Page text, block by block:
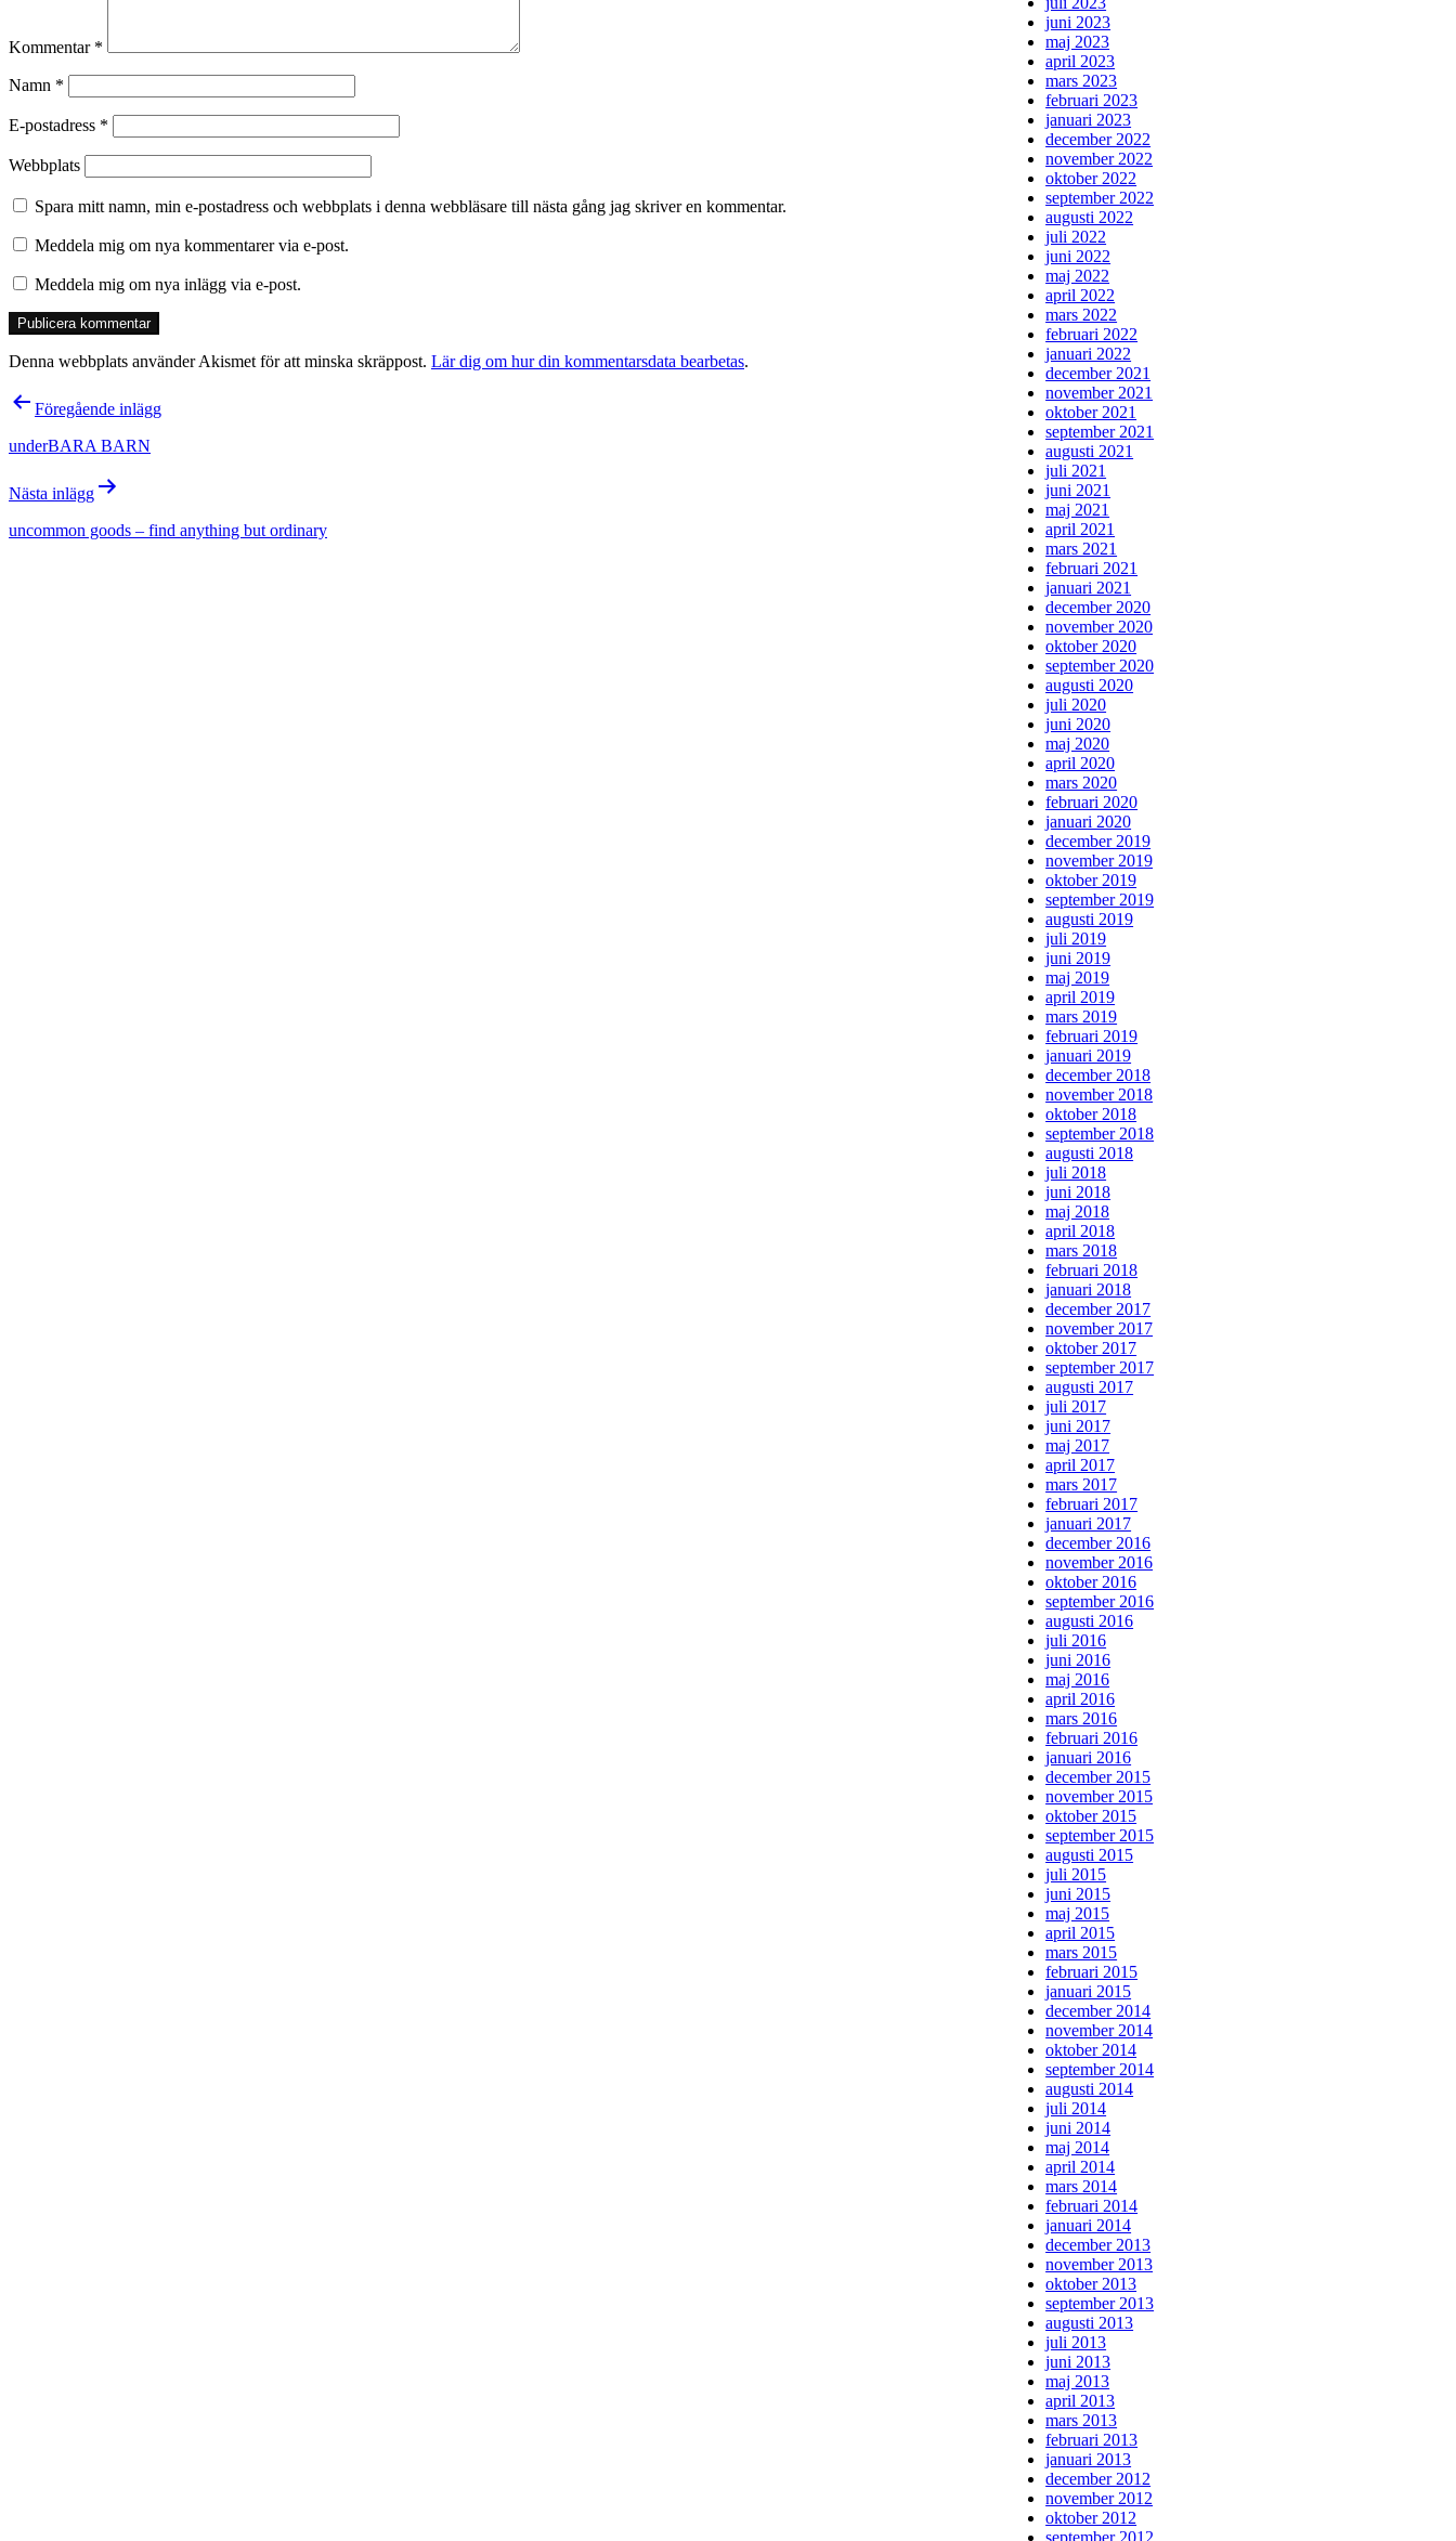
Kommentar *
Namn *
E-postadress *
Webbplats
Spara mitt namn, min e-postadress och webbplats i denna webbläsare till nästa gång jag skriver en kommentar.
Meddela mig om nya kommentarer via e-post.
Meddela mig om nya inlägg via e-post.
Denna webbplats använder Akismet för att minska skräppost. Lär dig om hur din kommentarsdata bearbetas.
Inläggsnavigering
Föregående inlägg
underBARA BARN
Nästa inlägg
uncommon goods – find anything but ordinary
juni 2023
maj 2023
april 2023
mars 2023
februari 2023
januari 2023
december 2022
november 2022
oktober 2022
september 2022
augusti 2022
juli 2022
juni 2022
maj 2022
april 2022
mars 2022
februari 2022
januari 2022
december 2021
november 2021
oktober 2021
september 2021
augusti 2021
juli 2021
juni 2021
maj 2021
april 2021
mars 2021
februari 2021
januari 2021
december 2020
november 2020
oktober 2020
september 2020
augusti 2020
juli 2020
juni 2020
maj 2020
april 2020
mars 2020
februari 2020
januari 2020
december 2019
november 2019
oktober 2019
september 2019
augusti 2019
juli 2019
juni 2019
maj 2019
april 2019
mars 2019
februari 2019
januari 2019
december 2018
november 2018
oktober 2018
september 2018
augusti 2018
juli 2018
juni 2018
maj 2018
april 2018
mars 2018
februari 2018
januari 2018
december 2017
november 2017
oktober 2017
september 2017
augusti 2017
juli 2017
juni 2017
maj 2017
april 2017
mars 2017
februari 2017
januari 2017
december 2016
november 2016
oktober 2016
september 2016
augusti 2016
juli 2016
juni 2016
maj 2016
april 2016
mars 2016
februari 2016
januari 2016
december 2015
november 2015
oktober 2015
september 2015
augusti 2015
juli 2015
juni 2015
maj 2015
april 2015
mars 2015
februari 2015
januari 2015
december 2014
november 2014
oktober 2014
september 2014
augusti 2014
juli 2014
juni 2014
maj 2014
april 2014
mars 2014
februari 2014
januari 2014
december 2013
november 2013
oktober 2013
september 2013
augusti 2013
juli 2013
juni 2013
maj 2013
april 2013
mars 2013
februari 2013
januari 2013
december 2012
november 2012
oktober 2012
september 2012